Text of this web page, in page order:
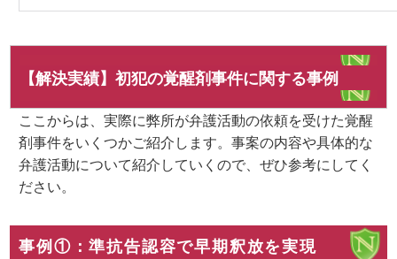
【解決実績】初犯の覚醒剤事件に関する事例
ここからは、実際に弊所が弁護活動の依頼を受けた覚醒
剤事件をいくつかご紹介します。事案の内容や具体的な
弁護活動について紹介していくので、ぜひ参考にしてく
ださい。
事例①：準抗告認容で早期釈放を実現